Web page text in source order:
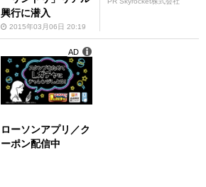
興行に潜入
2015年03月06日 20:19
ローソンアプリ／ク
ーポン配信中
AD